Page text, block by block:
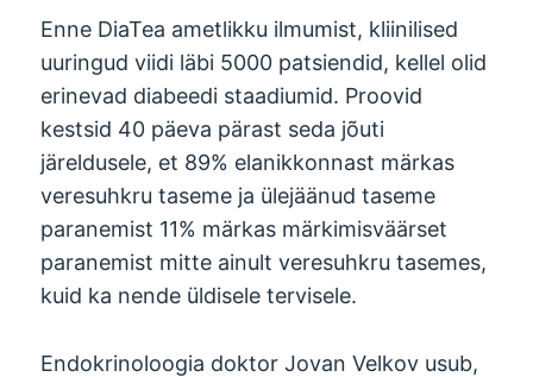
Enne DiaTea ametlikku ilmumist, kliinilised
uuringud viidi läbi 5000 patsiendid, kellel olid
erinevad diabeedi staadiumid. Proovid
kestsid 40 päeva pärast seda jõuti
järeldusele, et 89% elanikkonnast märkas
veresuhkru taseme ja ülejäänud taseme
paranemist 11% märkas märkimisväärset
paranemist mitte ainult veresuhkru tasemes,
kuid ka nende üldisele tervisele.
Endokrinoloogia doktor Jovan Velkov usub,